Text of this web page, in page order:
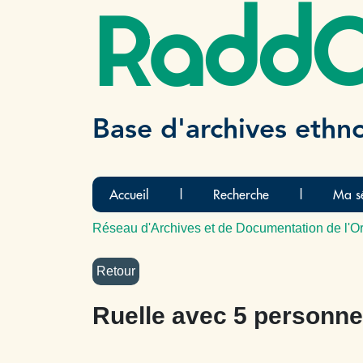
Base d'archives
Accueil Recherche Ma
Réseau d'Archives et de Documentation de
Ruelle avec 5